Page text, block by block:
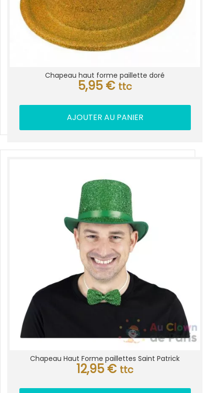
Chapeau haut forme paillette doré
5,95 € ttc
AJOUTER AU PANIER
Chapeau Haut Forme paillettes Saint Patrick
12,95 € ttc